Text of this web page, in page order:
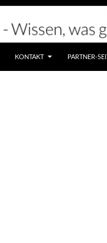
KONTAKT PARTNER-